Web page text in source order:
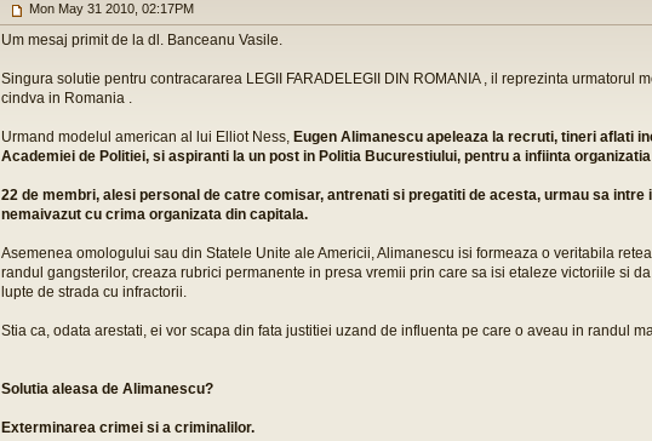
Mon May 31 2010, 02:17PM
Um mesaj primit de la dl. Banceanu Vasile.
Singura solutie pentru contracararea LEGII FARADELEGII DIN ROMANIA , il reprezinta urmatorul
cindva in Romania .
Urmand modelul american al lui Elliot Ness, Eugen Alimanescu apeleaza la recruti, tineri aflati
Academiei de Politiei, si aspiranti la un post in Politia Bucurestiului, pentru a infiinta
22 de membri, alesi personal de catre comisar, antrenati si pregatiti de acesta, urmau sa intre
nemaivazut cu crima organizata din capitala.
Asemenea omologului sau din Statele Unite ale Americii, Alimanescu isi formeaza o veritabila
randul gangsterilor, creaza rubrici permanente in presa vremii prin care sa isi etaleze victoriile si
lupte de strada cu infractorii.
Stia ca, odata arestati, ei vor scapa din fata justitiei uzand de influenta pe care o aveau in randul
Solutia aleasa de Alimanescu?
Exterminarea crimei si a criminalilor.